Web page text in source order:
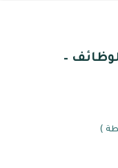
–
)